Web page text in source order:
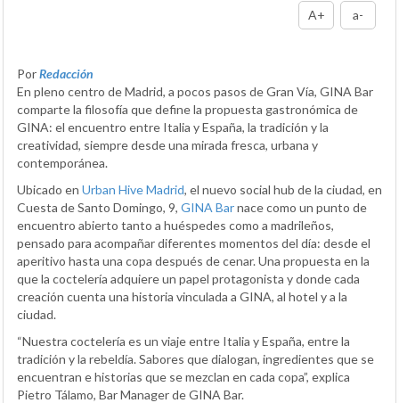
A+ a-
PorRedacción
En pleno centro de Madrid, a pocos pasos de Gran Vía, GINA Bar
comparte la filosofía que define la propuesta gastronómica de
GINA: el encuentro entre Italia y España, la tradición y la
creatividad, siempre desde una mirada fresca, urbana y
contemporánea.
Ubicado en Urban Hive Madrid, el nuevo social hub de la ciudad, en
Cuesta de Santo Domingo, 9, GINA Barnace como un punto de
encuentro abierto tanto a huéspedes como a madrileños,
pensado para acompañar diferentes momentos del día: desde el
aperitivo hasta una copa después de cenar. Una propuesta en la
que la coctelería adquiere un papel protagonista y donde cada
creación cuenta una historia vinculada a GINA, al hotel y a la
ciudad.
“Nuestra coctelería es un viaje entre Italia y España, entre la
tradición y la rebeldía. Sabores que dialogan, ingredientes que se
encuentran e historias que se mezclan en cada copa”, explica
Pietro Tálamo, Bar Manager de GINA Bar.